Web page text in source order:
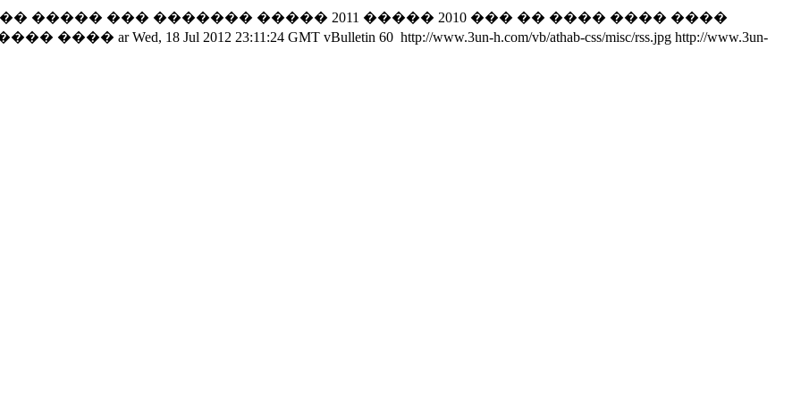
����� ��� ������� ����� 2011 ����� 2010 ��� �� ���� ���� ����
���� ar Wed, 18 Jul 2012 23:11:24 GMT vBulletin 60 http://www.3un-h.com/vb/athab-css/misc/rss.jpg http://www.3un-